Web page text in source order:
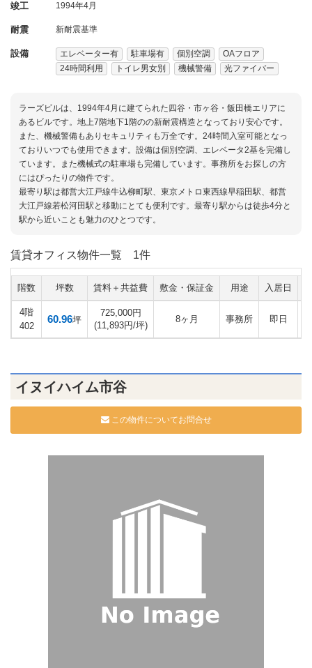
竣工 1994年4月
耐震 新耐震基準
設備 エレベーター有 駐車場有 個別空調
OAフロア
24時間利用
トイレ男女別 機械警備 光ファイバー
ラーズビルは、1994年4月に建てられた四谷・市ヶ谷・飯田橋エリアに
あるビルです。地上7階地下1階のの新耐震構造となっており安心です。
また、機械警備もありセキュリティも万全です。24時間入室可能となっ
ておりいつでも使用できます。設備は個別空調、エレベータ2基を完備し
ています。また機械式の駐車場も完備しています。事務所をお探しの方
にはぴったりの物件です。
最寄り駅は都営大江戸線牛込柳町駅、東京メトロ東西線早稲田駅、都営
大江戸線若松河田駅と移動にとても便利です。最寄り駅からは徒歩4分と
駅から近いことも魅力のひとつです。
賃貸オフィス物件一覧 1件
階数 坪数 賃料＋共益費 敷金・保証金 用途 入居日
4階
402
60.96坪
725,000円
(11,893円/坪)
8ヶ月 事務所 即日
イヌイハイム市谷
この物件についてお問合せ